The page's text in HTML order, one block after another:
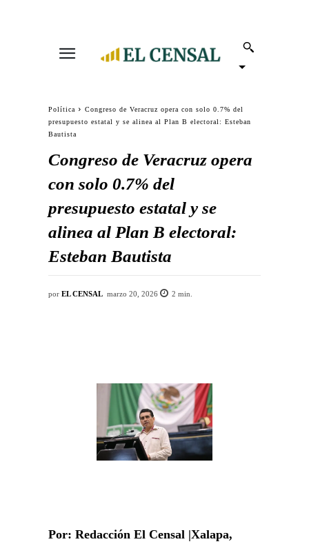
Política
Congreso de Veracruz opera con solo 0.7% del
presupuesto estatal y se alinea al Plan B electoral: Esteban
Bautista
Congreso de Veracruz opera
con solo 0.7% del
presupuesto estatal y se
alinea al Plan B electoral:
Esteban Bautista
por EL CENSAL marzo 20, 2026 2 min.
Por: Redacción El Censal |Xalapa,